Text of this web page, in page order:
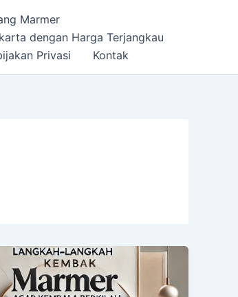
Marmer
dengan Harga Terjangkau
Privasi Kontak